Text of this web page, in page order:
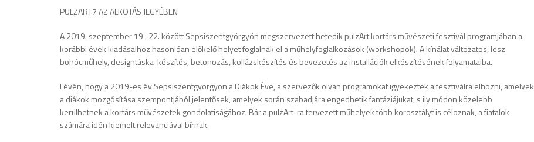
PULZART7 AZ ALKOTÁS JEGYÉBEN
A 2019. szeptember 19–22. között Sepsiszentgyörgyön megszervezett hetedik pulzArt kortárs művészeti fesztivál programjában a
korábbi évek kiadásaihoz hasonlóan előkelő helyet foglalnak el a műhelyfoglalkozások (workshopok). A kínálat változatos, lesz
bohócműhely, designtáska-készítés, betonozás, kollázskészítés és bevezetés az installációk elkészítésének folyamataiba.
Lévén, hogy a 2019-es év Sepsiszentgyörgyön a Diákok Éve, a szervezők olyan programokat igyekeztek a fesztiválra elhozni, amelyek
a diákok mozgósítása szempontjából jelentősek, amelyek során szabadjára engedhetik fantáziájukat, s ily módon közelebb
kerülhetnek a kortárs művészetek gondolatiságához. Bár a pulzArt-ra tervezett műhelyek több korosztályt is céloznak, a fiatalok
számára idén kiemelt relevanciával bírnak.